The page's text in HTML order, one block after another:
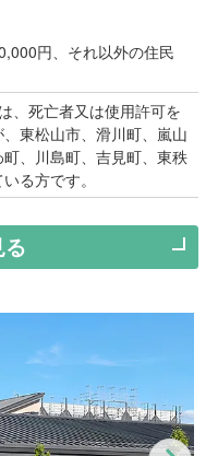
円、それ以外の住民
、死亡者又は使用許可を
東松山市、滑川町、嵐山
、川島町、吉見町、東秩
る方です。
る